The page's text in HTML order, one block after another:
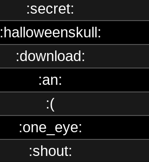
:secret:
:halloweenskull:
:download:
:an:
:(
:one_eye:
:shout: